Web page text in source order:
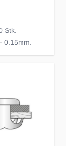
Stk.
0.15mm.